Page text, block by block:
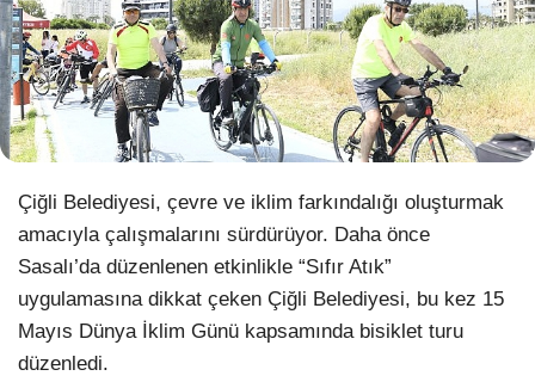
Instagram
Youtube
Pinterest
Dribbble
LinkedIn
Çiğli Belediyesi, çevre ve iklim farkındalığı oluşturmak
amacıyla çalışmalarını sürdürüyor. Daha önce
Sasalı’da düzenlenen etkinlikle “Sıfır Atık”
uygulamasına dikkat çeken Çiğli Belediyesi, bu kez 15
Mayıs Dünya İklim Günü kapsamında bisiklet turu
düzenledi.